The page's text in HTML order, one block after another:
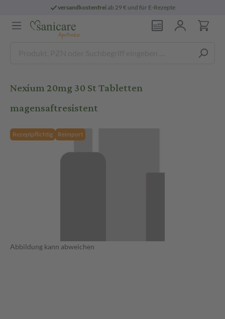
versandkostenfreiab 29 € und für E-Rezepte
Nexium 20mg 30 St Tabletten
magensaftresistent
Rezeptpflichtig Reimport
Abbildung kann abweichen